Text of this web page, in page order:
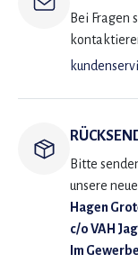
Bei Fragen
Bitte
unsere
Hagen
c/o VAH
Im